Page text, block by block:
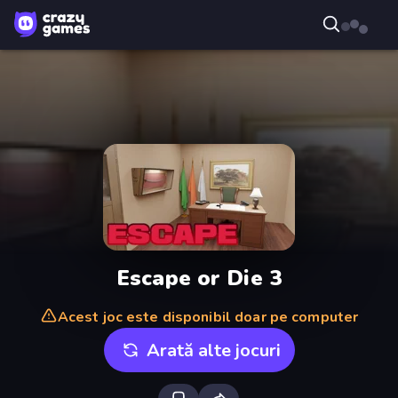
Escape or Die 3
Acest joc este disponibil doar pe computer
Arată alte jocuri